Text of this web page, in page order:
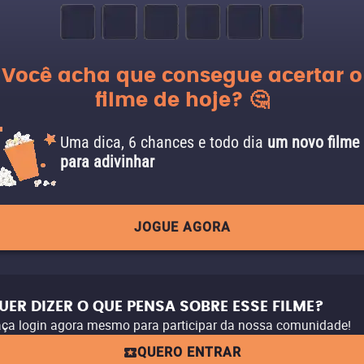
Você acha que consegue acertar o
filme de hoje? 🤔
Uma dica, 6 chances e todo dia um novo filme
para adivinhar
JOGUE AGORA
DIZER O QUE PENSA SOBRE ESSE FILME?
login agora mesmo para participar da nossa comunidade!
QUERO ENTRAR